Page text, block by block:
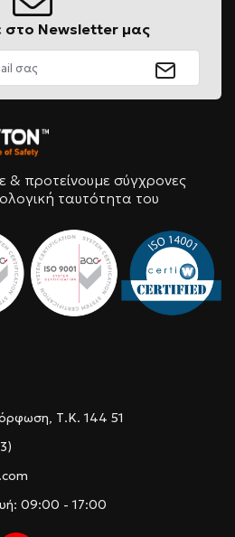
στο Newsletter μας
& προτείνουμε σύγχρονες
ταυτότητα του
Τ.Κ. 144 51
09:00 - 17:00